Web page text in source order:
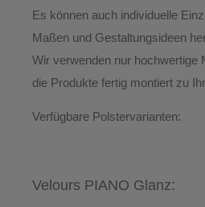
Es können auch individuelle
Maßen und Gestaltungsideen
Wir verwenden nur hochwertige
die Produkte fertig montiert zu
Verfügbare Polstervarianten:
Velours PIANO Glanz: